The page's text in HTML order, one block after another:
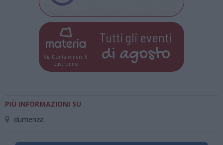
Via Confalonieri, 5
Castronno
Tutti gli eventi
di agosto
PIÙ INFORMAZIONI SU
dumenza